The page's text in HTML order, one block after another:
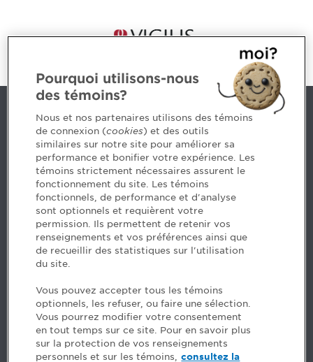
Nous joindre
5, Place Ville Marie, bureau 800, Montréal (Québec)
H3B 2G2
www.cpaquebec.ca
Des questions? Faites appel à notre équipe >
Envie de mettre de l’Ordre dans votre carrière? Voyez
les postes disponibles >
Facebook - Devenir CPA
Instagram
LinkedIn - CPA
LinkedIn - 20 minutes CPA
LinkedIn - Emploi CPA
Pourquoi utilisons-nous
des témoins?
Nous et nos partenaires utilisons des témoins
de connexion (cookies) et des outils
similaires sur notre site pour améliorer sa
performance et bonifier votre expérience. Les
témoins strictement nécessaires assurent le
fonctionnement du site. Les témoins
fonctionnels, de performance et d'analyse
sont optionnels et requièrent votre
permission. Ils permettent de retenir vos
renseignements et vos préférences ainsi que
de recueillir des statistiques sur l'utilisation
du site.
Vous pouvez accepter tous les témoins
optionnels, les refuser, ou faire une sélection.
Vous pourrez modifier votre consentement
en tout temps sur ce site. Pour en savoir plus
sur la protection de vos renseignements
personnels et sur les témoins, consultez la